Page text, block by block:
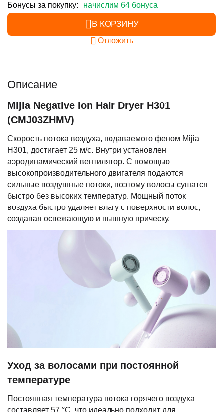
Бонусы за покупку: начислим 64 бонуса
В КОРЗИНУ
Отложить
Описание
Mijia Negative Ion Hair Dryer H301
(CMJ03ZHMV)
Скорость потока воздуха, подаваемого феном Mijia
H301, достигает 25 м/с. Внутри установлен
аэродинамический вентилятор. С помощью
высокопроизводительного двигателя подаются
сильные воздушные потоки, поэтому волосы сушатся
быстро без высоких температур. Мощный поток
воздуха быстро удаляет влагу с поверхности волос,
создавая освежающую и пышную прическу.
Уход за волосами при постоянной
температуре
Постоянная температура потока горячего воздуха
составляет 57 °C, что идеально подходит для